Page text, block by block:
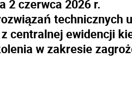
2 czerwca 2026 r.
technicznych
centralnej ewidencji
w zakresie